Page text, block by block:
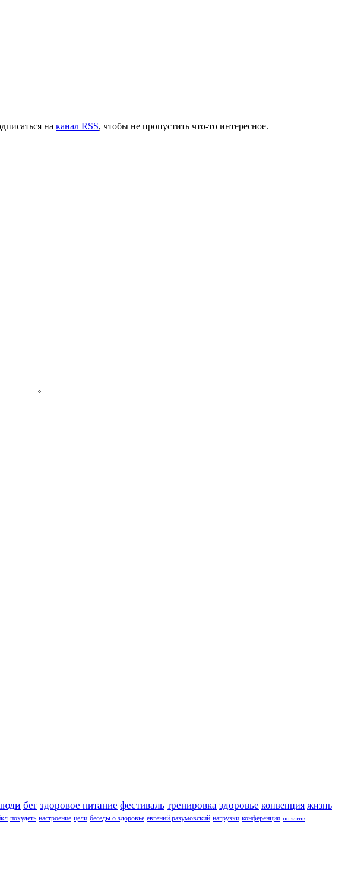
на канал RSS, чтобы не пропустить что-то интересное.
бег здоровое питание фестиваль тренировка здоровье конвенция жизнь
похудеть настроение цели беседы о здоровье евгений разумовский нагрузки конференция позитив